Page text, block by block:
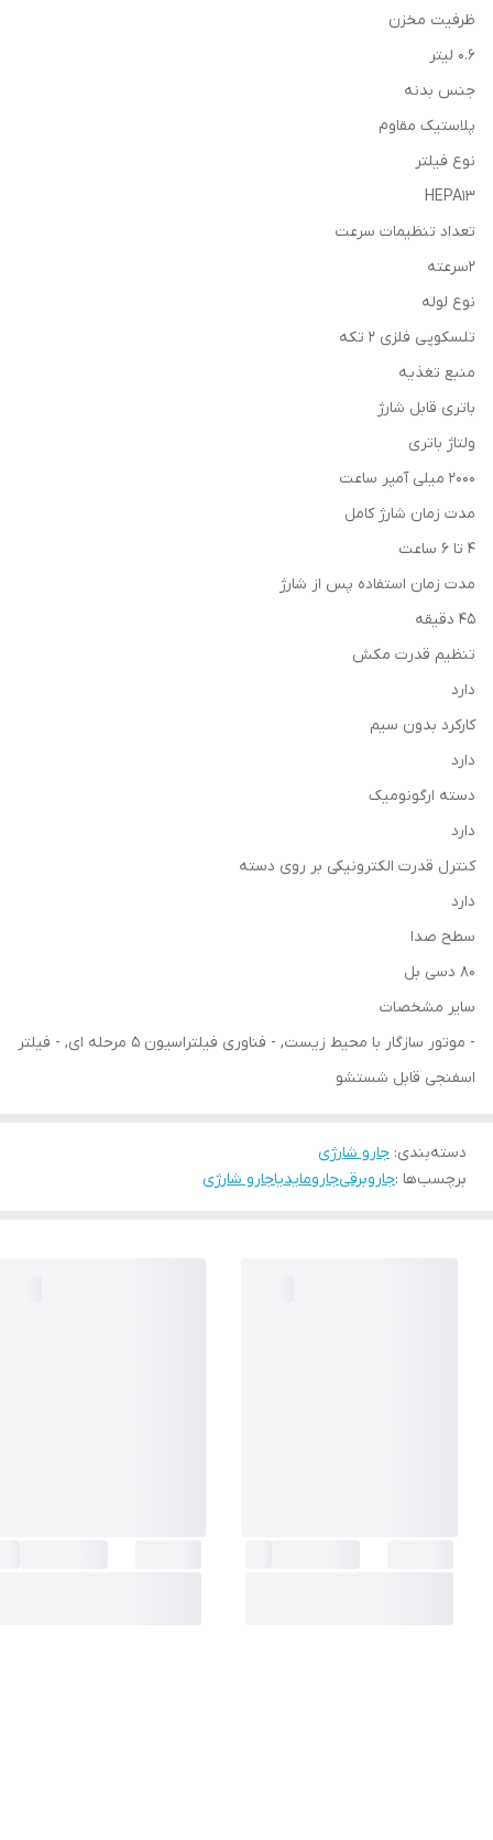
ظرفیت مخزن
0.6 لیتر
جنس بدنه
پلاستیک مقاوم
نوع فیلتر
HEPA13
تعداد تنظیمات سرعت
2سرعته
نوع لوله
تلسکوپی فلزی 2 تکه
منبع تغذيه
باتری قابل شارژ
ولتاژ باتری
2000 میلی آمپر ساعت
مدت زمان شارژ کامل
4 تا 6 ساعت
مدت زمان استفاده پس از شارژ
45 دقیقه
تنظیم قدرت مکش
دارد
کارکرد بدون سیم
دارد
دسته ارگونومیک
دارد
کنترل قدرت الکترونیکی بر روی دسته
دارد
سطح صدا
80 دسی بل
سایر مشخصات
- موتور سازگار با محیط زیست, - فناوری فیلتراسیون 5 مرحله ای, - فیلتر
اسفنجی قابل شستشو
دسته‌بندی: جارو شارژی
برچسب‌ها :جاروبرقیجارومایدیاجارو شارژی